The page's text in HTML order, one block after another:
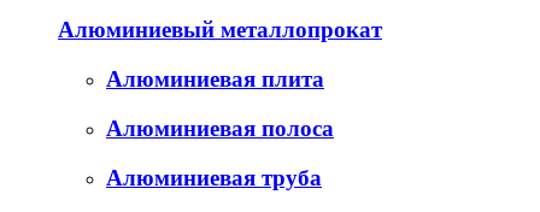
Алюминиевый металлопрокат
Алюминиевая плита
Алюминиевая полоса
Алюминиевая труба